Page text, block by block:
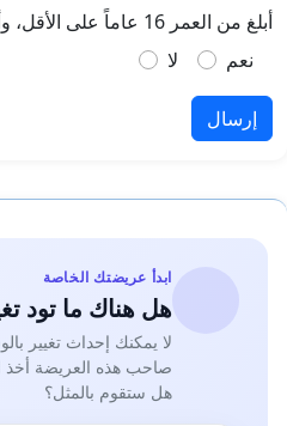
أبلغ من العمر 16 عاماً على الأقل، وأقبل
نعم
لا
إرسال
ابدأ عريضتك الخاصة
هل هناك ما تود
لا يمكنك إحداث تغيير
صاحب هذه العريضة أخذ
هل ستقوم بالمثل؟